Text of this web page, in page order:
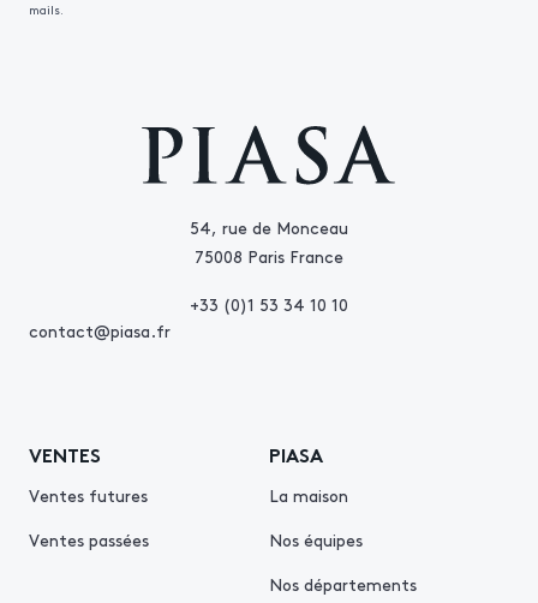
54, rue de Monceau
75008 Paris France
+33 (0)1 53 34 10 10
contact@piasa.fr
VENTES
Ventes futures
Ventes passées
PIASA
La maison
Nos équipes
Nos départements
mails.